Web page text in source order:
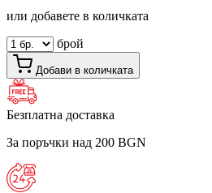
или добавете в количката
брой
Добави в количката
Безплатна доставка
За поръчки над 200 BGN